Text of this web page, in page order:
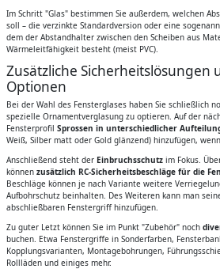
Im Schritt "Glas" bestimmen Sie außerdem, welchen
soll – die verzinkte Standardversion oder eine
dem der Abstandhalter zwischen den Scheiben aus
Wärmeleitfähigkeit besteht (meist PVC).
Zusätzliche Sicherheitslösungen
Optionen
Bei der Wahl des Fensterglases haben Sie schließlich
spezielle Ornamentverglasung zu optieren. Auf der
Fensterprofil Sprossen in unterschiedlicher
Weiß, Silber matt oder Gold glänzend) hinzufügen,
Anschließend steht der Einbruchsschutzim Fokus.
können zusätzlich RC-Sicherheitsbeschläge für die
Beschläge können je nach Variante weitere
Aufbohrschutz beinhalten. Des Weiteren kann man
abschließbaren Fenstergriff hinzufügen.
Zu guter Letzt können Sie im Punkt "Zubehör" noch
buchen. Etwa Fenstergriffe in Sonderfarben,
Kopplungsvarianten, Montagebohrungen,
Rollläden und einiges mehr.